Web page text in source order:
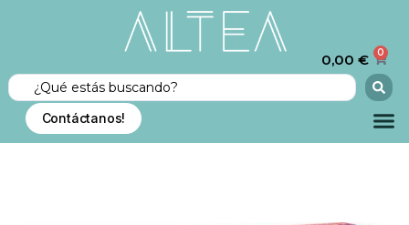
0,00 € 0
Contáctanos!